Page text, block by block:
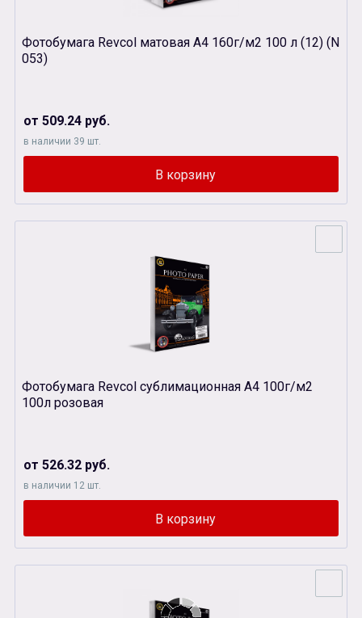
Фотобумага Revcol матовая А4 160г/м2 100 л (12) (N
053)
от 509.24 руб.
в наличии 39 шт.
Фотобумага Revcol сублимационная А4 100г/м2
100л розовая
от 526.32 руб.
в наличии 12 шт.